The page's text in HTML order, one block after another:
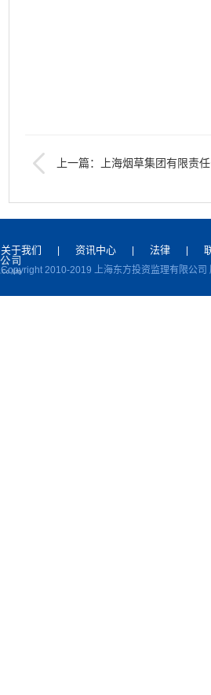
上一篇：上海烟草集团有限责
下一篇：中粮糖业(漳州)有限公司无
关于我们 资讯中心 法律
Copyright 2010-2019 上海东方投资监理有限公司